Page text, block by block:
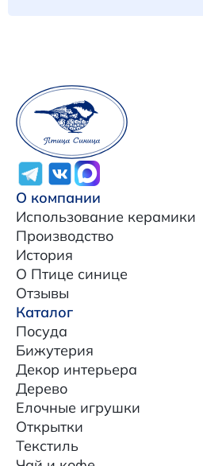
О компании
Использование керамики
Производство
История
О Птице синице
Отзывы
Каталог
Посуда
Бижутерия
Декор интерьера
Дерево
Елочные игрушки
Открытки
Текстиль